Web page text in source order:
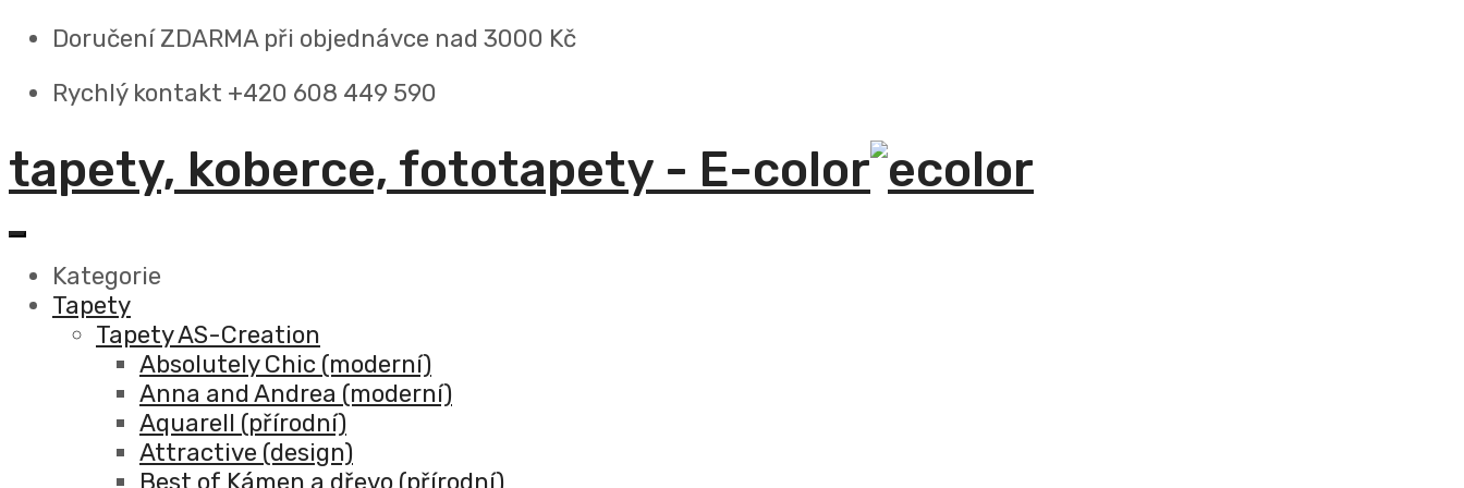
Doručení ZDARMA při objednávce nad 3000 Kč
Rychlý kontakt +420 608 449 590
tapety, koberce, fototapety - E-color
Kategorie
Tapety
Tapety AS-Creation
Absolutely Chic (moderní)
Anna and Andrea (moderní)
Aquarell (přírodní)
Attractive (design)